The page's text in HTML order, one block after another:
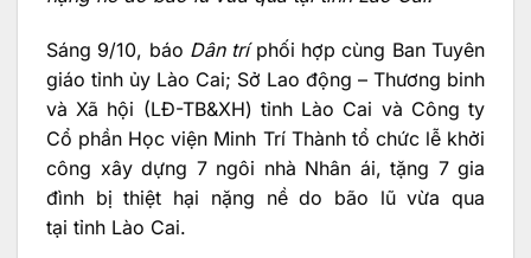
Sáng 9/10, báo Dân tríphối hợp cùng Ban Tuyên
giáo tỉnh ủy Lào Cai; Sở Lao động – Thương binh
và Xã hội (LĐ-TB&XH) tỉnh Lào Cai và Công ty
Cổ phần Học viện Minh Trí Thành tổ chức lễ khởi
công xây dựng 7 ngôi nhà Nhân ái, tặng 7 gia
đình bị thiệt hại nặng nề do bão lũ vừa qua
tại tỉnh Lào Cai.